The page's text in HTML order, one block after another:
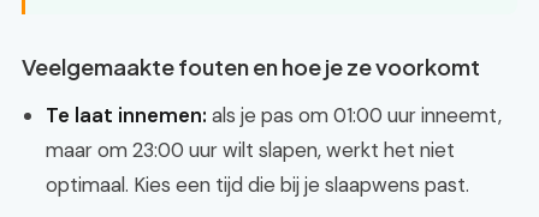
Veelgemaakte fouten en hoe je ze voorkomt
Te laat innemen: als je pas om 01:00 uur inneemt,
maar om 23:00 uur wilt slapen, werkt het niet
optimaal. Kies een tijd die bij je slaapwens past.